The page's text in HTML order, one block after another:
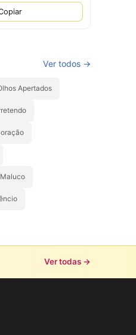
Ver todos →
Apertados
Ver todas →